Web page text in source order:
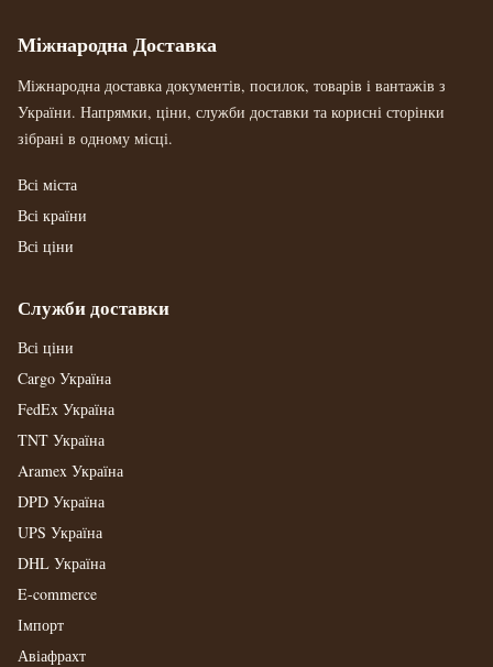
Міжнародна Доставка
Міжнародна доставка документів, посилок, товарів і вантажів з
України. Напрямки, ціни, служби доставки та корисні сторінки
зібрані в одному місці.
Всі міста
Всі країни
Всі ціни
Служби доставки
Всі ціни
Cargo Україна
FedEx Україна
TNT Україна
Aramex Україна
DPD Україна
UPS Україна
DHL Україна
E-commerce
Імпорт
Авіафрахт